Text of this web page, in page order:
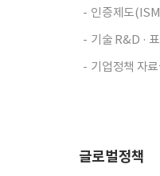
인증제도
기술 R&D ·
기업정책 자료
글로벌정책